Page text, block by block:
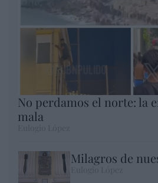
No perdamos el norte: la
mala
Milagros de